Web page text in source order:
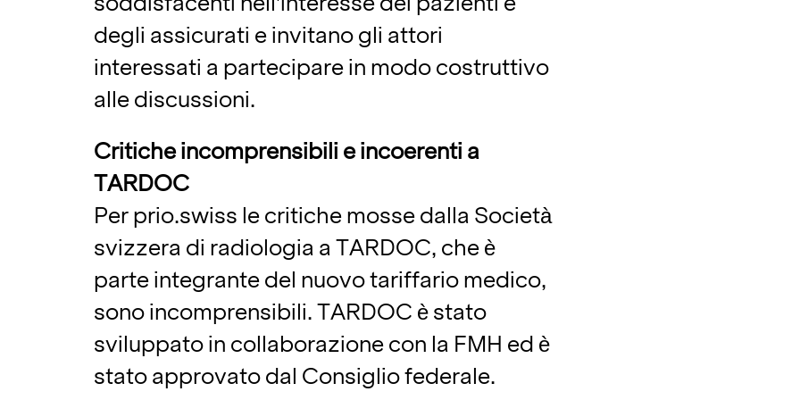
degli assicurati e invitano gli attori
interessati a partecipare in modo costruttivo
alle discussioni.
Critiche incomprensibili e incoerenti a
TARDOC
Per prio.swiss le critiche mosse dalla Società
svizzera di radiologia a TARDOC, che è
parte integrante del nuovo tariffario medico,
sono incomprensibili. TARDOC è stato
sviluppato in collaborazione con la FMH ed è
stato approvato dal Consiglio federale.